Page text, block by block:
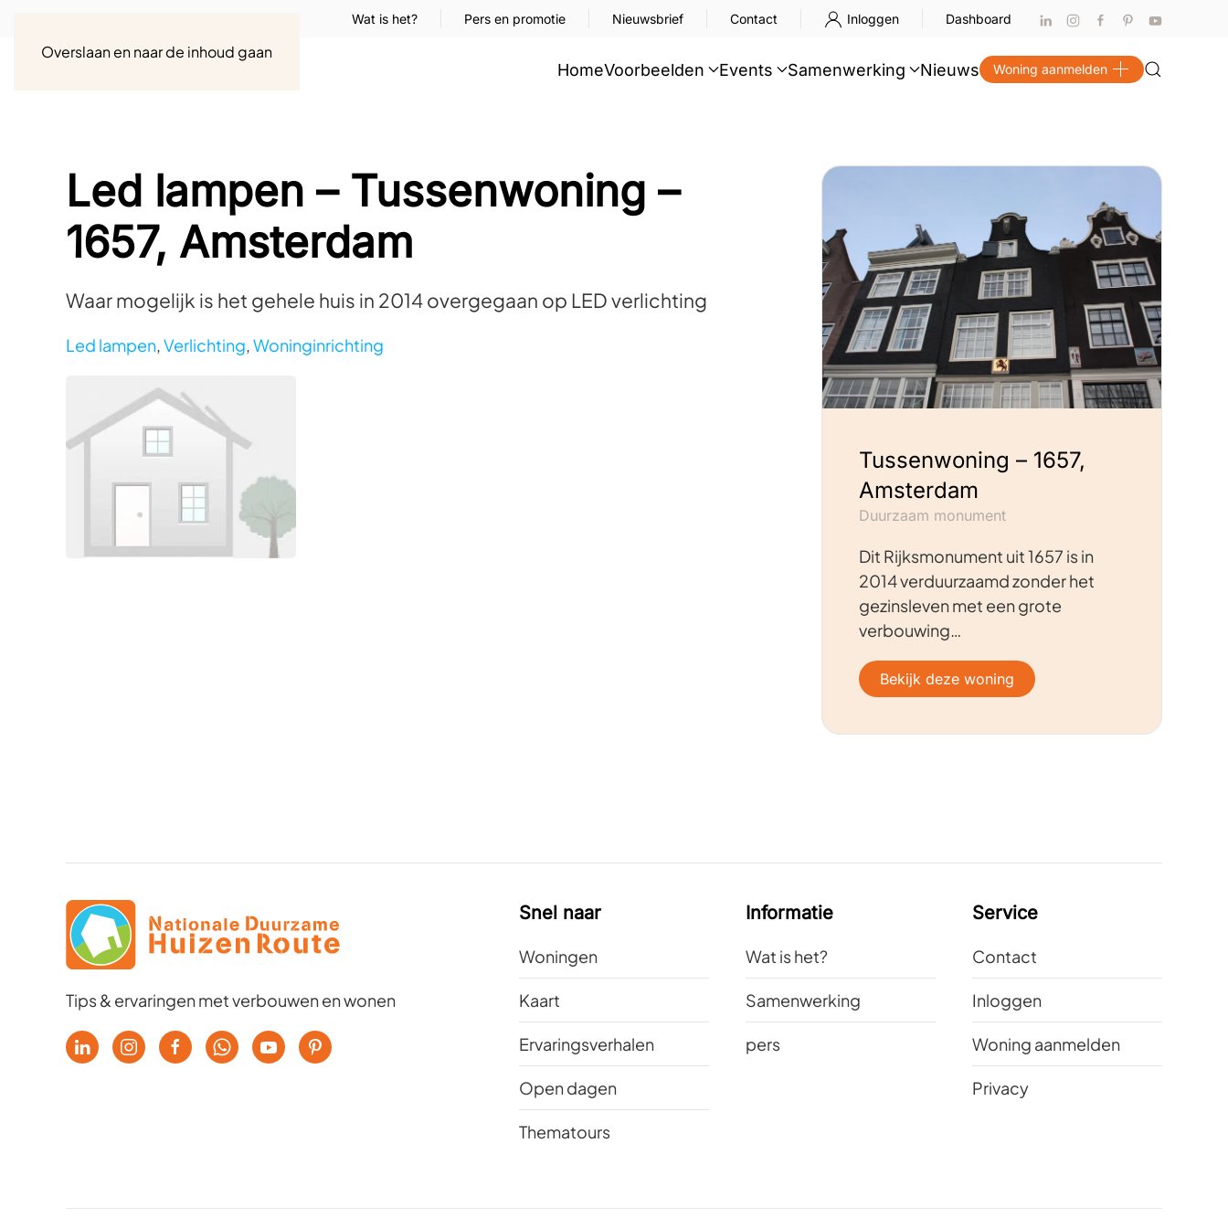
Overslaan en naar de inhoud gaan
Wat is het? Pers en promotie Nieuwsbrief Contact Inloggen Dashboard
HomeVoorbeelden Events Samenwerking Nieuws Woning aanmelden
Led lampen – Tussenwoning –
1657, Amsterdam
Waar mogelijk is het gehele huis in 2014 overgegaan op LED verlichting
Led lampen,Verlichting,Woninginrichting
Tussenwoning – 1657,
Amsterdam
Duurzaam monument
Dit Rijksmonument uit 1657 is in
2014 verduurzaamd zonder het
gezinsleven met een grote
verbouwing…
Bekijk deze woning
Tips & ervaringen met verbouwen en wonen
Snel naar
Woningen
Kaart
Ervaringsverhalen
Open dagen
Thematours
Informatie
Wat is het?
Samenwerking
pers
Service
Contact
Inloggen
Woning aanmelden
Privacy